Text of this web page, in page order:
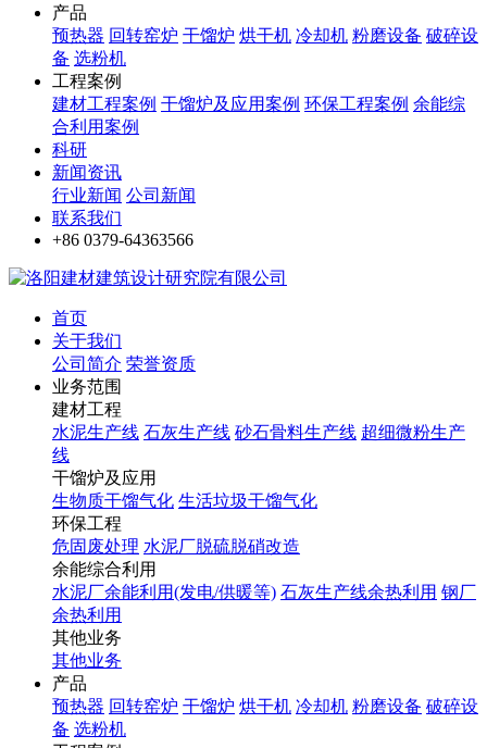
产品
预热器 回转窑炉 干馏炉 烘干机 冷却机 粉磨设备 破碎设
备 选粉机
工程案例
建材工程案例 干馏炉及应用案例 环保工程案例 余能综
合利用案例
科研
新闻资讯
行业新闻 公司新闻
联系我们
+86 0379-64363566
首页
关于我们
公司简介 荣誉资质
业务范围
建材工程
水泥生产线 石灰生产线 砂石骨料生产线 超细微粉生产
线
干馏炉及应用
生物质干馏气化 生活垃圾干馏气化
环保工程
危固废处理 水泥厂脱硫脱硝改造
余能综合利用
水泥厂余能利用(发电/供暖等) 石灰生产线余热利用 钢厂
余热利用
其他业务
其他业务
产品
预热器 回转窑炉 干馏炉 烘干机 冷却机 粉磨设备 破碎设
备 选粉机